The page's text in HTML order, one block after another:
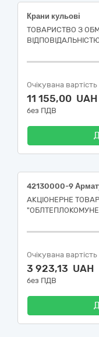
Крани кульові
ТОВАРИСТВО З
Очікувана вартість
11 155,00 UAH
без ПДВ
АКЦІОНЕРНЕ
Очікувана вартість
3 923,13 UAH
без ПДВ